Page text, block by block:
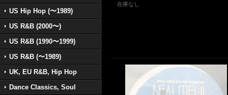
US Hip Hop (〜1989)
US R&B (2000〜)
US R&B (1990〜1999)
US R&B (〜1989)
UK, EU R&B, Hip Hop
Dance Classics, Soul
在庫なし